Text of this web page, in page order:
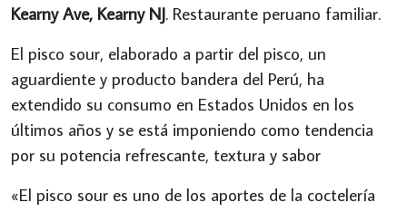
Kearny Ave, Kearny NJ. Restaurante peruano familiar.
El pisco sour, elaborado a partir del pisco, un
aguardiente y producto bandera del Perú, ha
extendido su consumo en Estados Unidos en los
últimos años y se está imponiendo como tendencia
por su potencia refrescante, textura y sabor
«El pisco sour es uno de los aportes de la coctelería